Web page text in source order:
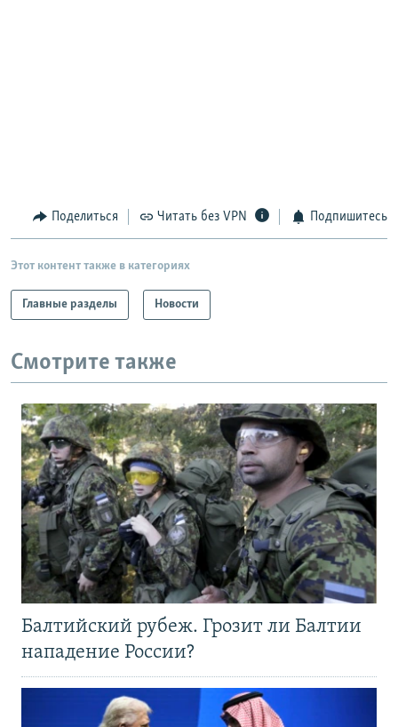
Поделиться Читать без VPN Подпишитесь
Этот контент также в категориях
Главные разделы Новости
Смотрите также
Балтийский рубеж. Грозит ли Балтии
нападение России?